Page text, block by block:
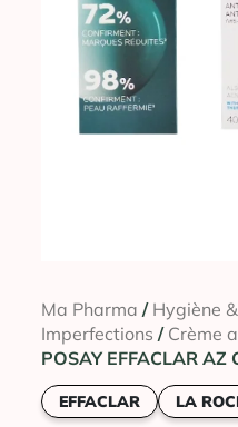
Ma Pharma / Hygiène
Imperfections / Crème
POSAY EFFACLAR AZ
EFFACLAR LA